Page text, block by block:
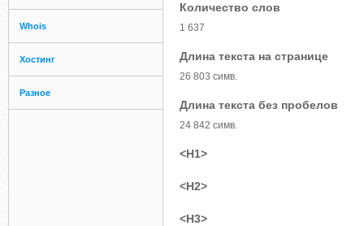
Whois
Хостинг
Разное
Количество слов
1 637
Длина текста на странице
26 803 симв.
Длина текста без пробелов
24 842 симв.
<H1>
<H2>
<H3>